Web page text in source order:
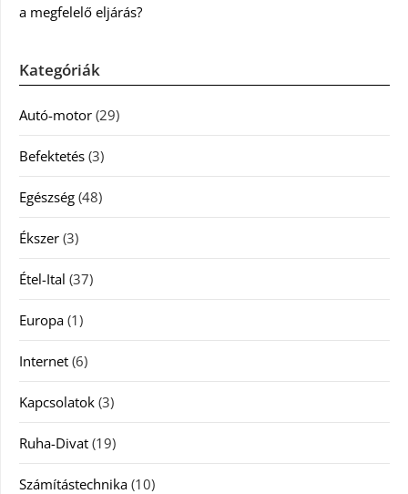
a megfelelő eljárás?
Kategóriák
Autó-motor (29)
Befektetés (3)
Egészség (48)
Ékszer (3)
Étel-Ital (37)
Europa (1)
Internet (6)
Kapcsolatok (3)
Ruha-Divat (19)
Számítástechnika (10)